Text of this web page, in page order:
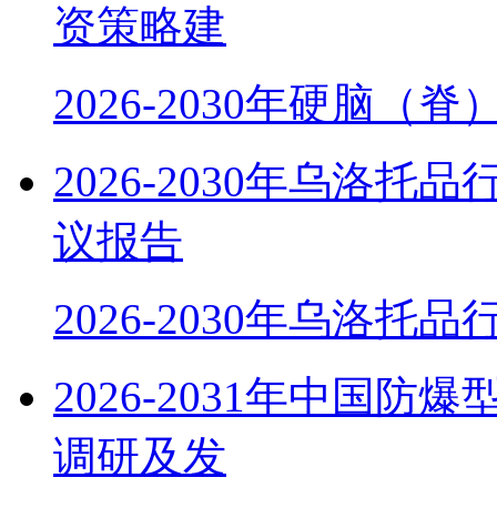
资策略建
2026-2030年硬脑（脊
2026-2030年乌洛托品
议报告
2026-2030年乌洛托品
2026-2031年中国防爆
调研及发